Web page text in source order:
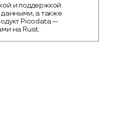
и поддержкой
а также
Picodata —
на Rust.